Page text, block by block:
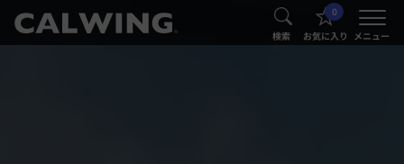
® 検索
0
お気に入り メニュー
®